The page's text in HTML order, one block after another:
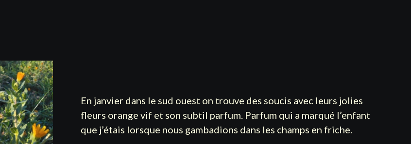
En janvier dans le sud ouest on trouve des soucis avec leurs jolies
fleurs orange vif et son subtil parfum. Parfum qui a marqué l’enfant
que j’étais lorsque nous gambadions dans les champs en friche.